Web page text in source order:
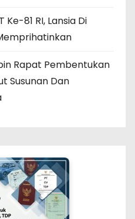
81 RI, Lansia Di
Rapat Pembentukan
Susunan Dan